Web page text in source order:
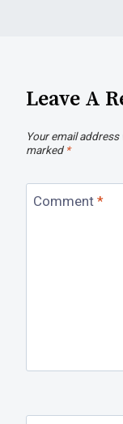
Leave A
Your email
marked *
Comment *